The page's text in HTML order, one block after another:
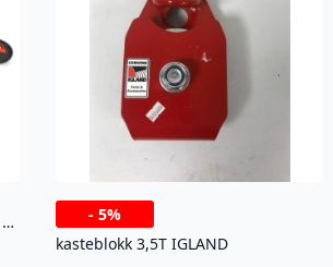
BESKJÆRINGSSAG SAMMENLEGG. 200 -5%
kasteblokk 3,5T IGLAND